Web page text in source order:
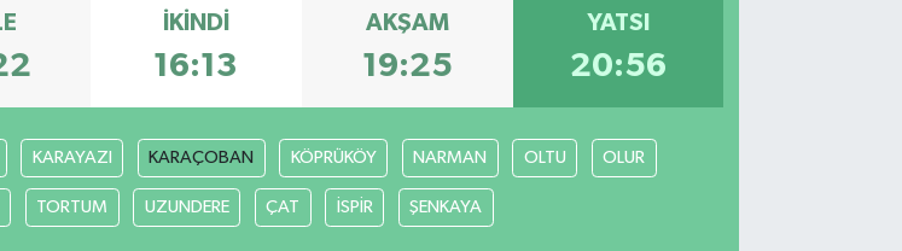
İKINDI
16:13
AKŞAM
19:25
YATSI
20:56
KARAYAZI KARAÇOBAN KÖPRÜKÖY NARMAN OLTU OLUR
TORTUM UZUNDERE ÇAT İSPİR ŞENKAYA